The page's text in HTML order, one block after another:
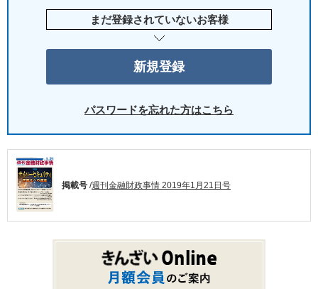
まだ登録されていないお客様
パスワードを忘れた方はこちら
掲載号 /週刊金融財政事情 2019年1月21日号